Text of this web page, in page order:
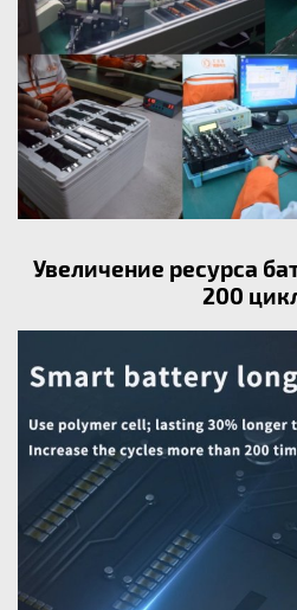
Увеличение ресурса
200